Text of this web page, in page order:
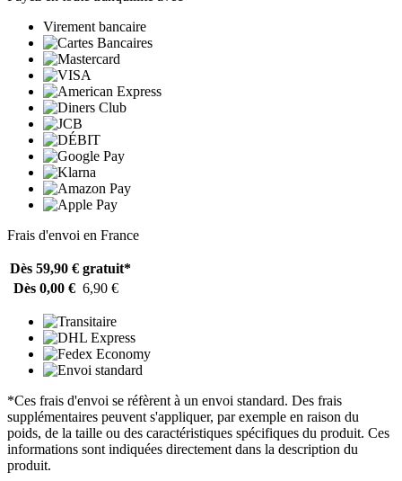
Virement bancaire
Frais d'envoi en France
Dès 59,90 € gratuit*
Dès 0,00 € 6,90 €
*Ces frais d'envoi se réfèrent à un envoi standard. Des frais
supplémentaires peuvent s'appliquer, par exemple en raison du
poids, de la taille ou des caractéristiques spécifiques du produit. Ces
informations sont indiquées directement dans la description du
produit.